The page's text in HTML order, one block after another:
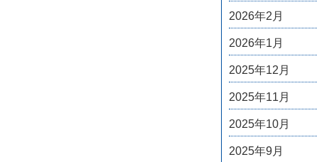
2026年2月
2026年1月
2025年12月
2025年11月
2025年10月
2025年9月